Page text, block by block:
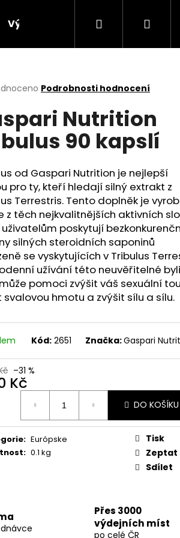
Výprodej Bonusový program
Hledat
Podrobnosti hodnocení
Nutrition
90 kapslí
od Gaspari Nutrition je nejlepší
pro ty, kteří hledají silný extrakt z
Terrestris. Tento doplněk je
z těch nejkvalitnějších aktivních
poskytují
silných steroidních saponinů
se vyskytujících v Tribulus
užívání této neuvěřitelné
pomoci zvýšit váš sexuální
svalovou hmotu a zvýšit sílu a sílu.
Kód: 2651 Značka:Gaspari
–31 %
Kč
DO KOŠÍKU
: Európske
: 0.1 kg
Tisk
Zeptat
Sdílet
Přes 3000
výdejních míst
po celé ČR
60 KAPSLÍ